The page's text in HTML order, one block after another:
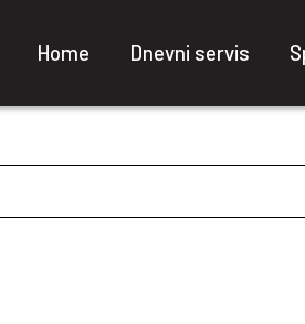
Home Dnevni servis